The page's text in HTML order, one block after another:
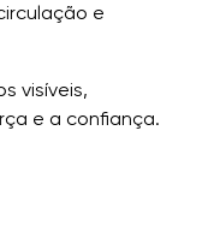
e
visíveis,
e a confiança.